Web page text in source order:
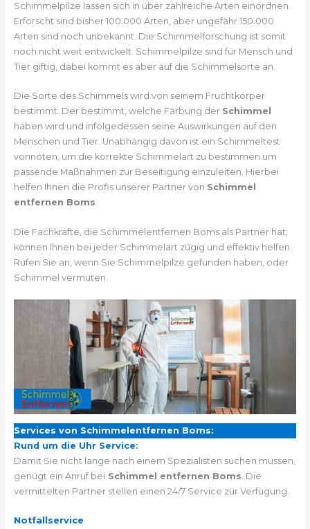
Schimmelpilze lassen sich in über zahlreiche Arten einordnen.
Erforscht sind bisher 100.000 Arten, aber ungefähr 150.000
Arten sind noch unbekannt. Die Schimmelforschung ist somit
noch nicht weit entwickelt. Schimmelpilze sind für Mensch und
Tier giftig, dabei kommt es aber auf die Schimmelsorte an.
Die Sorte des Schimmels wird von seinem Fruchtkörper
bestimmt. Der bestimmt, welche Färbung der Schimmel
haben wird und infolgedessen seine Auswirkungen auf den
Menschen und Tier. Unabhängig davon ist ein Schimmeltest
vonnöten, um die korrekte Schimmelart zu bestimmen um
passende Maßnahmen zur Beseitigung einzuleiten. Hierbei
helfen Ihnen die Profis unserer Partner von Schimmel
entfernen Boms.
Die Fachkräfte, die Schimmelentfernen Boms als Partner hat,
können Ihnen bei jeder Schimmelart zügig und effektiv helfen.
Rufen Sie an, wenn Sie Schimmelpilze gefunden haben, oder
Schimmel vermuten.
Services von Schimmelentfernen Boms:
Rund um die Uhr Service:
Damit Sie nicht lange nach einem Spezialisten suchen müssen,
genügt ein Anruf bei Schimmel entfernen Boms . Die
vermittelten Partner stellen einen 24/7 Service zur Verfügung.
Notfallservice